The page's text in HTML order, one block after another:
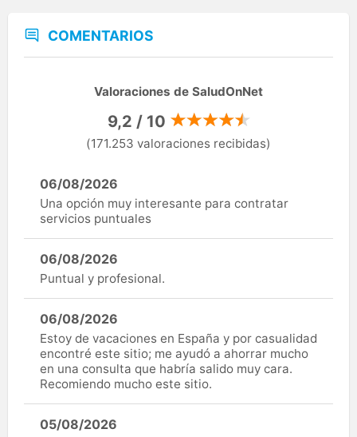
COMENTARIOS
Valoraciones de SaludOnNet
9,2 / 10
(171.253 valoraciones recibidas)
06/08/2026
Una opción muy interesante para contratar
servicios puntuales
06/08/2026
Puntual y profesional.
06/08/2026
Estoy de vacaciones en España y por casualidad
encontré este sitio; me ayudó a ahorrar mucho
en una consulta que habría salido muy cara.
Recomiendo mucho este sitio.
05/08/2026